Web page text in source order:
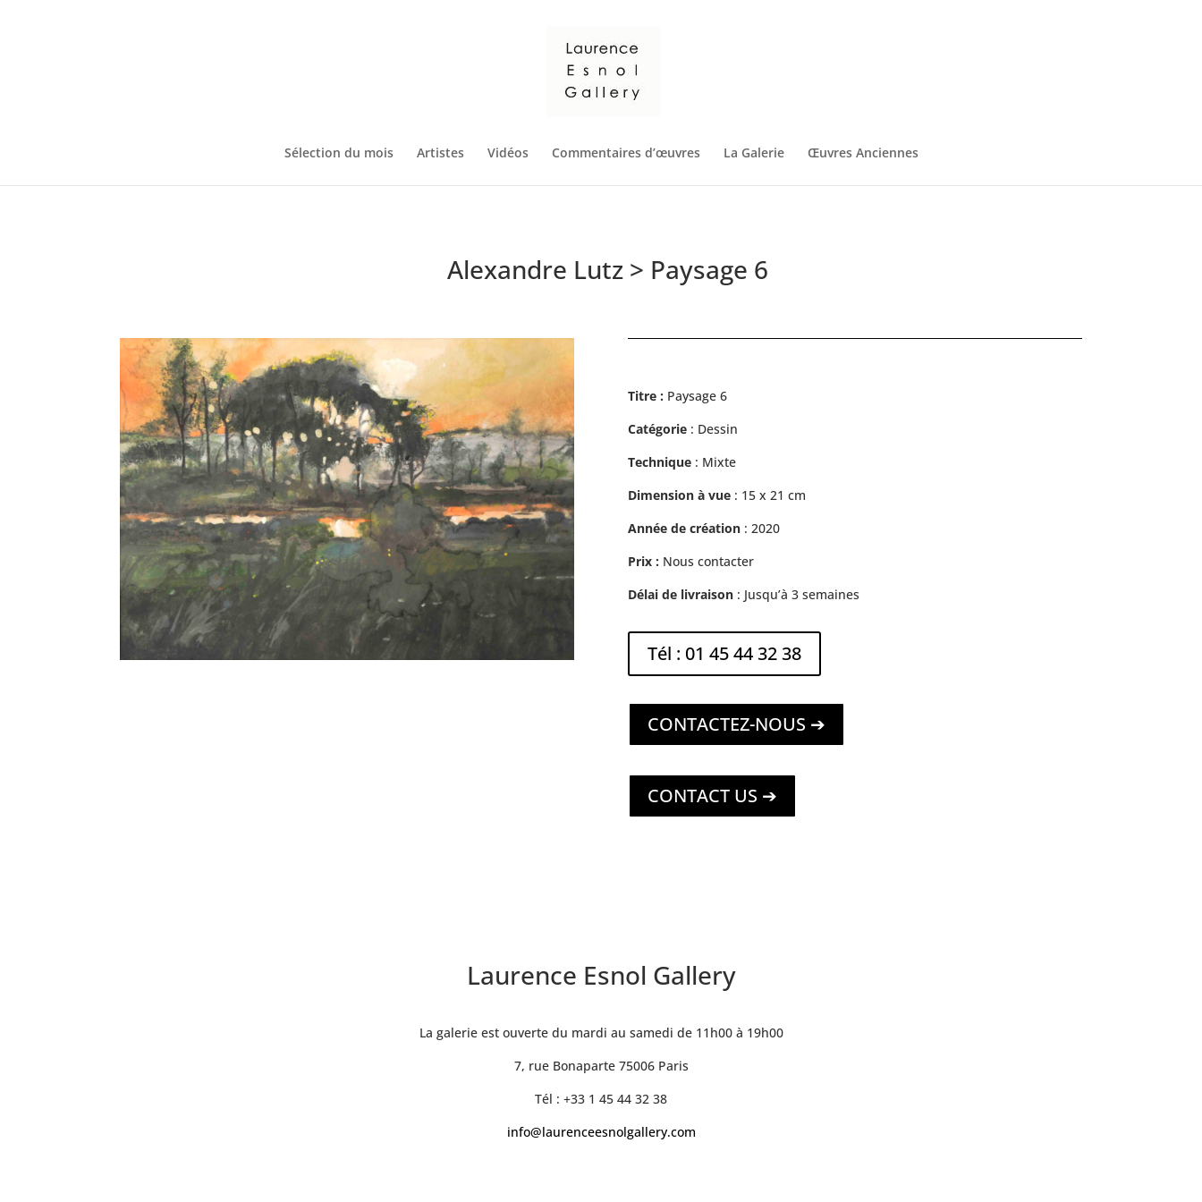
Sélection du mois Artistes Vidéos Commentaires d’œuvres La Galerie Œuvres Anciennes
Alexandre Lutz> Paysage 6
Titre : Paysage 6
Catégorie: Dessin
Technique : Mixte
Dimension à vue: 15 x 21 cm
Année de création: 2020
Prix : Nous contacter
Délai de livraison: Jusqu’à 3 semaines
Tél : 01 45 44 32 38
CONTACTEZ-NOUS ➔
CONTACT US ➔
Laurence Esnol Gallery
La galerie est ouverte du mardi au samedi de 11h00 à 19h00
7, rue Bonaparte 75006 Paris
Tél : +33 1 45 44 32 38
info@laurenceesnolgallery.com